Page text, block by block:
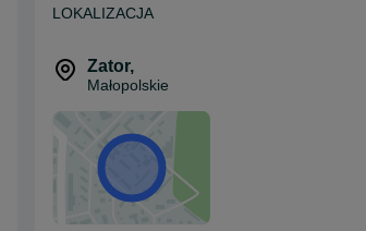
LOKALIZACJA
Zator,
Małopolskie